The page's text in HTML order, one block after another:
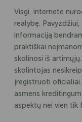
Visgi, internete
realybę.
informaciją
praktiškai
skolinosi iš
skolintojas
įregistruoti
asmens
aspektų nei vien tik